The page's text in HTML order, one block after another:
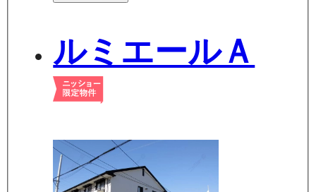
ルミエールＡ